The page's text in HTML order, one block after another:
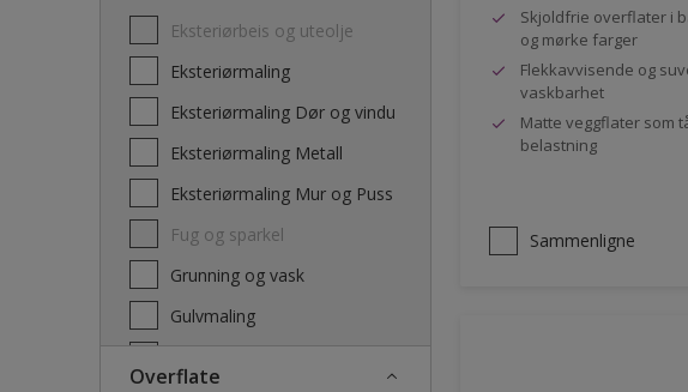
Eksteriørbeis og uteolje
Eksteriørmaling
Eksteriørmaling Dør og vindu
Eksteriørmaling Metall
Eksteriørmaling Mur og Puss
Fug og sparkel
Grunning og vask
Gulvmaling
Overflate
Skjoldfrie overflater i
og mørke farger
Flekkavvisende og
vaskbarhet
Matte veggflater som
belastning
Sammenligne